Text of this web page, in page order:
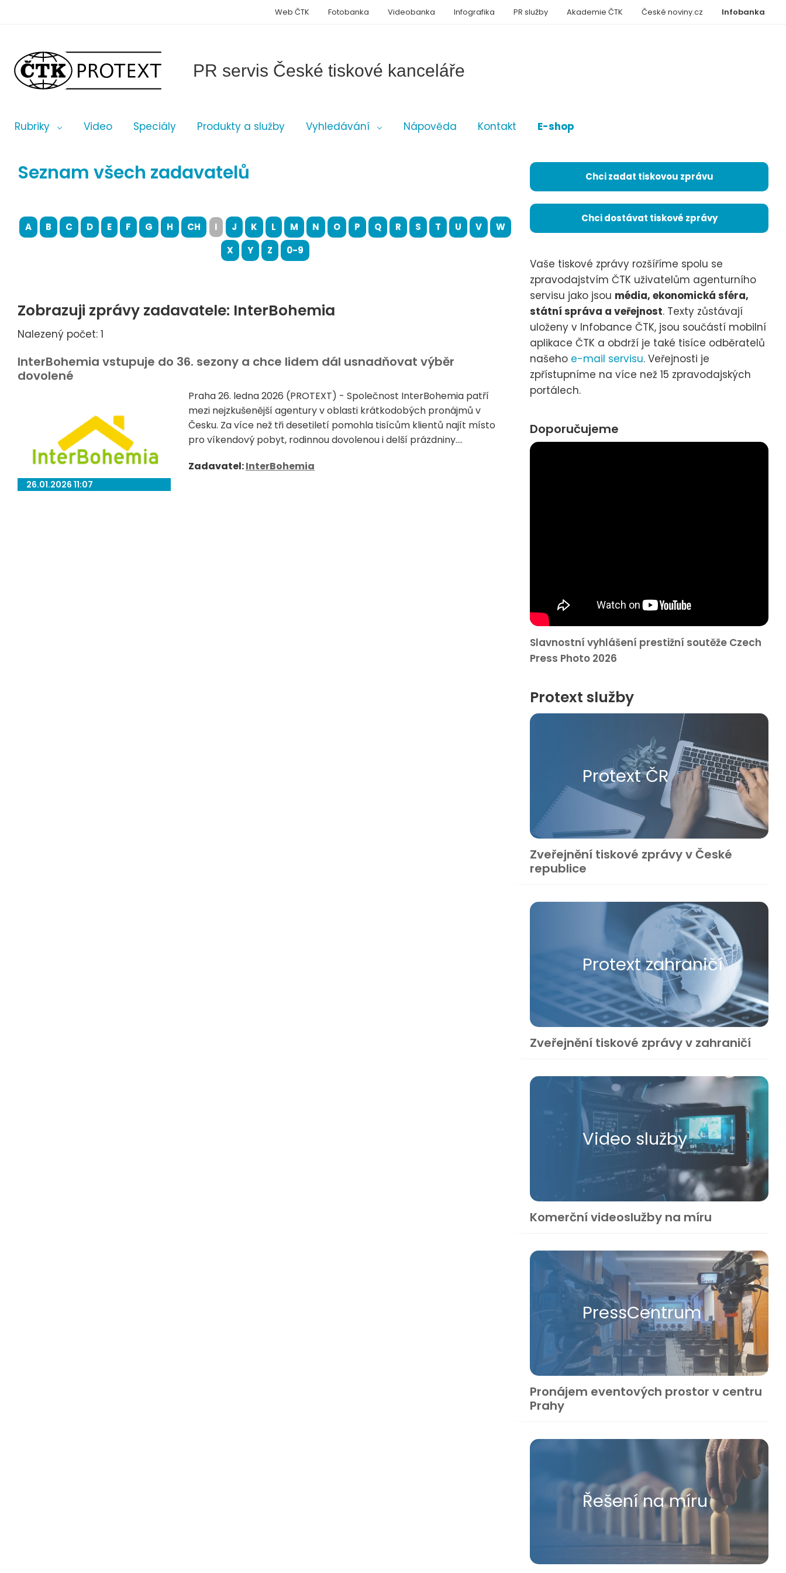
PR servis České tiskové kanceláře
Rubriky Video Speciály Produkty a služby Vyhledávání Nápověda Kontakt E-shop
Infobanka
Web ČTK Fotobanka Videobanka Infografika PR služby Akademie ČTK České noviny.cz
Seznam všech zadavatelů
A B C D E F G H CH I J K L M N O P Q R S T U V
W
X
Y Z 0-9
Zobrazuji zprávy zadavatele: InterBohemia
Nalezený počet: 1
InterBohemia vstupuje do 36. sezony a chce lidem dál usnadňovat výběr
dovolené
26.01.2026 11:07
Praha 26. ledna 2026 (PROTEXT) - Společnost InterBohemia patří
mezi nejzkušenější agentury v oblasti krátkodobých pronájmů v
Česku. Za více než tři desetiletí pomohla tisícům klientů najít místo
pro víkendový pobyt, rodinnou dovolenou i delší prázdniny....
Zadavatel:InterBohemia
Chci zadat tiskovou zprávu
Chci dostávat tiskové zprávy
Vaše tiskové zprávy rozšíříme spolu se
zpravodajstvím ČTK uživatelům agenturního
servisu jako jsou média, ekonomická sféra,
státní správa a veřejnost. Texty zůstávají
uloženy v Infobance ČTK, jsou součástí mobilní
aplikace ČTK a obdrží je také tisíce odběratelů
našeho e-mail servisu. Veřejnosti je
zpřístupníme na více než 15 zpravodajských
portálech.
Doporučujeme
Slavnostní vyhlášení prestižní soutěže Czech
Press Photo 2026
Protext služby
Protext ČR
Zveřejnění tiskové zprávy v České
republice
Protext zahraničí
Zveřejnění tiskové zprávy v zahraničí
Video služby
Komerční videoslužby na míru
Press​Centrum
Pronájem eventových prostor v centru
Prahy
Řešení na míru